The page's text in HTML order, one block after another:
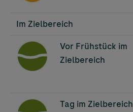
Im Zielbereich
Image
Vor Frühstück im
Zielbereich
Image Tag im Zielbereich